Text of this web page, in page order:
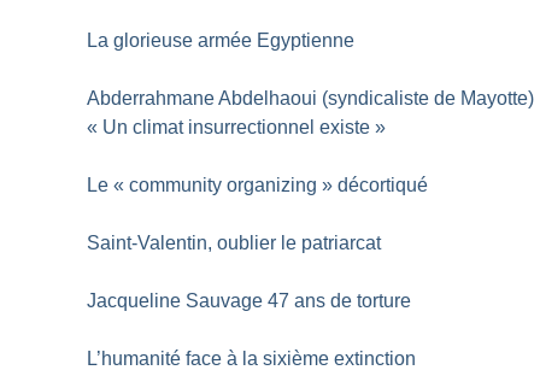
La glorieuse armée Egyptienne
Abderrahmane Abdelhaoui (syndicaliste de Mayotte)
« Un climat insurrectionnel existe »
Le « community organizing » décortiqué
Saint-Valentin, oublier le patriarcat
Jacqueline Sauvage 47 ans de torture
L’humanité face à la sixième extinction